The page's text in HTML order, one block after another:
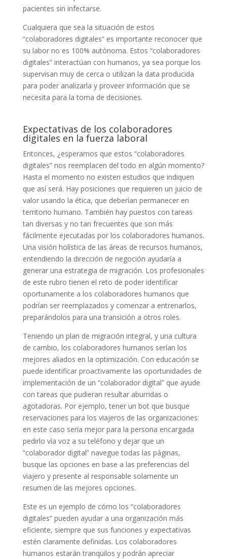
pacientes sin infectarse.
Cualquiera que sea la situación de estos
“colaboradores digitales” es importante reconocer que
su labor no es 100% autónoma. Estos “colaboradores
digitales” interactúan con humanos, ya sea porque los
supervisan muy de cerca o utilizan la data producida
para poder analizarla y proveer información que se
necesita para la toma de decisiones.
Expectativas de los colaboradores
digitales en la fuerza laboral
Entonces, ¿esperamos que estos “colaboradores
digitales” nos reemplacen del todo en algún momento?
Hasta el momento no existen estudios que indiquen
que así será. Hay posiciones que requieren un juicio de
valor usando la ética, que deberían permanecer en
territorio humano. También hay puestos con tareas
tan diversas y no tan frecuentes que son más
fácilmente ejecutadas por los colaboradores humanos.
Una visión holística de las áreas de recursos humanos,
entendiendo la dirección de negoción ayudaría a
generar una estrategia de migración. Los profesionales
de este rubro tienen el reto de poder identificar
oportunamente a los colaboradores humanos que
podrían ser reemplazados y comenzar a entrenarlos,
preparándolos para una transición a otros roles.
Teniendo un plan de migración integral, y una cultura
de cambio, los colaboradores humanos serían los
mejores aliados en la optimización. Con educación se
puede identificar proactivamente las oportunidades de
implementación de un “colaborador digital” que ayude
con tareas que pudieran resultar aburridas o
agotadoras. Por ejemplo, tener un bot que busque
reservaciones para los viajeros de las organizaciones:
en este caso sería mejor para la persona encargada
pedirlo vía voz a su teléfono y dejar que un
“colaborador digital” navegue todas las páginas,
busque las opciones en base a las preferencias del
viajero y presente al responsable solamente un
resumen de las mejores opciones.
Este es un ejemplo de cómo los “colaboradores
digitales” pueden ayudar a una organización más
eficiente, siempre que sus funciones y expectativas
estén claramente definidas. Los colaboradores
humanos estarán tranquilos y podrán apreciar